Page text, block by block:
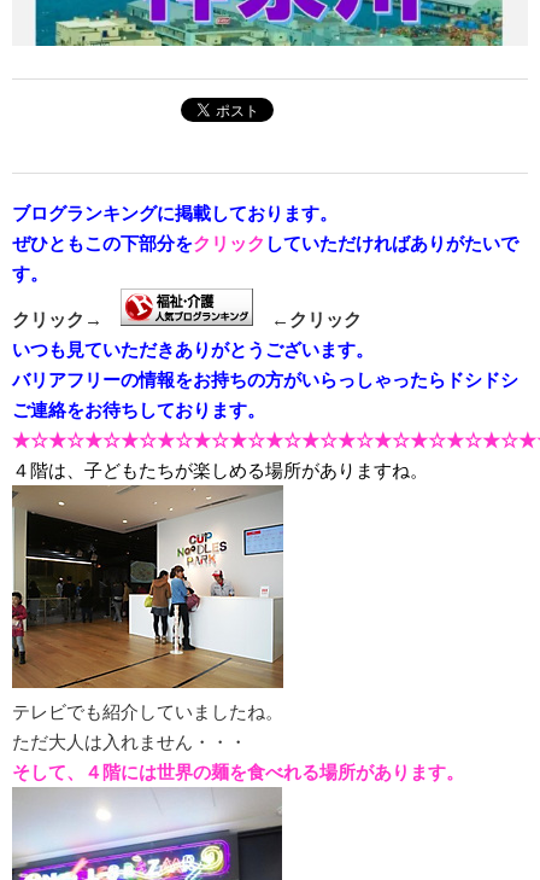
ブログランキングに掲載しております。
ぜひともこの下部分をクリック していただければありがたいで
す。
クリック→
←クリック
いつも見ていただきありがとうございます。
バリアフリーの情報をお持ちの方がいらっしゃったらドシドシ
ご連絡をお待ちしております。
４階は、子どもたちが楽しめる場所がありますね。
テレビでも紹介していましたね。
ただ大人は入れません・・・
そして、４階には世界の麺を食べれる場所があります。